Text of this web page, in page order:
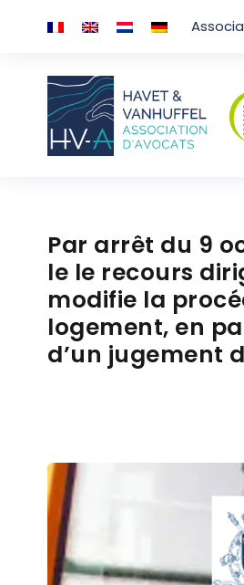
Par arrêt du 9
le le recours
modifie la
logement, en
d’un jugement